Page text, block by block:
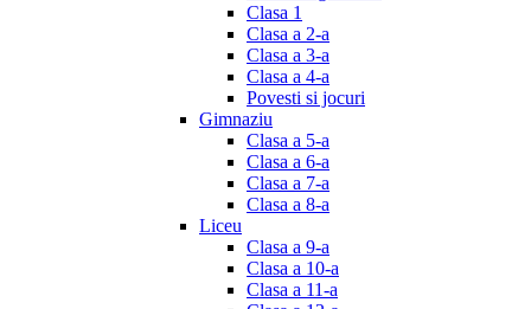
Clasa 1
Clasa a 2-a
Clasa a 3-a
Clasa a 4-a
Povesti si jocuri
Gimnaziu
Clasa a 5-a
Clasa a 6-a
Clasa a 7-a
Clasa a 8-a
Liceu
Clasa a 9-a
Clasa a 10-a
Clasa a 11-a